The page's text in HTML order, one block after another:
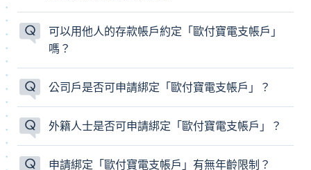
可以用他人的存款帳戶約定「歐付寶電支帳戶」
嗎？
公司戶是否可申請綁定「歐付寶電支帳戶」？
外籍人士是否可申請綁定「歐付寶電支帳戶」？
申請綁定「歐付寶電支帳戶」有無年齡限制？